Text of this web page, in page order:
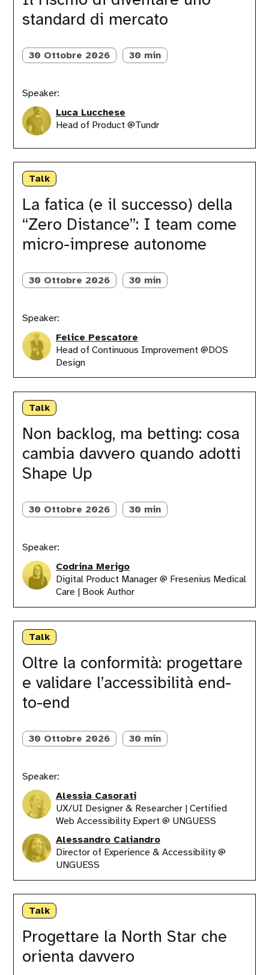
standard di mercato
standard
30 Ottobre 2026
30 min
Speaker:
Luca Lucchese
Head of Product @Tundr
Talk
La fatica (e il successo) della
“Zero Distance”: I team come
micro-imprese autonome
La
fatica
successo)
della
“Zero
Distance”:
team
come
autonome
30 Ottobre 2026 30 min
Speaker:
Felice Pescatore
Head of Continuous Improvement @DOS
Design
Talk
Non backlog, ma betting: cosa
cambia davvero quando adotti
Shape Up
Non
backlog,
betting:
cosa
cambia
quando
Shape
30 Ottobre 2026 30 min
Speaker:
Codrina Merigo
Digital Product Manager @ Fresenius Medical
Care | Book Author
Talk
Oltre la conformità: progettare
e validare l’accessibilità end-
to-end
Oltre
conformità:
progettare
validare
end-
30 Ottobre 2026
30 min
Speaker:
Alessia Casorati
UX/UI Designer & Researcher | Certified
Web Accessibility Expert @ UNGUESS
Alessandro Caliandro
Director of Experience & Accessibility @
UNGUESS
Talk
Progettare la North Star che
orienta davvero
Progettare
North
Star
orienta
davvero